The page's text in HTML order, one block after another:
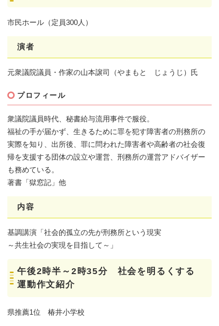
市民ホール（定員300人）
演者
元衆議院議員・作家の山本譲司（やまもと じょうじ）氏
プロフィール
衆議院議員時代、秘書給与流用事件で服役。
福祉の手が届かず、生きるために罪を犯す障害者の刑務所の
実際を知り、出所後、罪に問われた障害者や高齢者の社会復
帰を支援する団体の設立や運営、刑務所の運営アドバイザー
も務めている。
著書「獄窓記」他
内容
基調講演「社会的孤立の先が刑務所という現実
～共生社会の実現を目指して～」
午後2時半～2時35分 社会を明るくする
運動作文紹介
県推薦1位 椿井小学校